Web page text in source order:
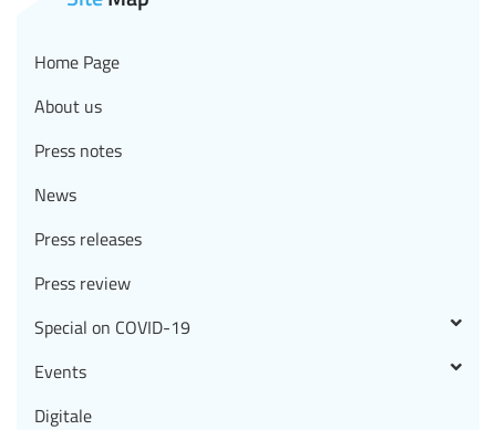
Home Page
About us
Press notes
News
Press releases
Press review
Special on COVID-19
Events
Digitale